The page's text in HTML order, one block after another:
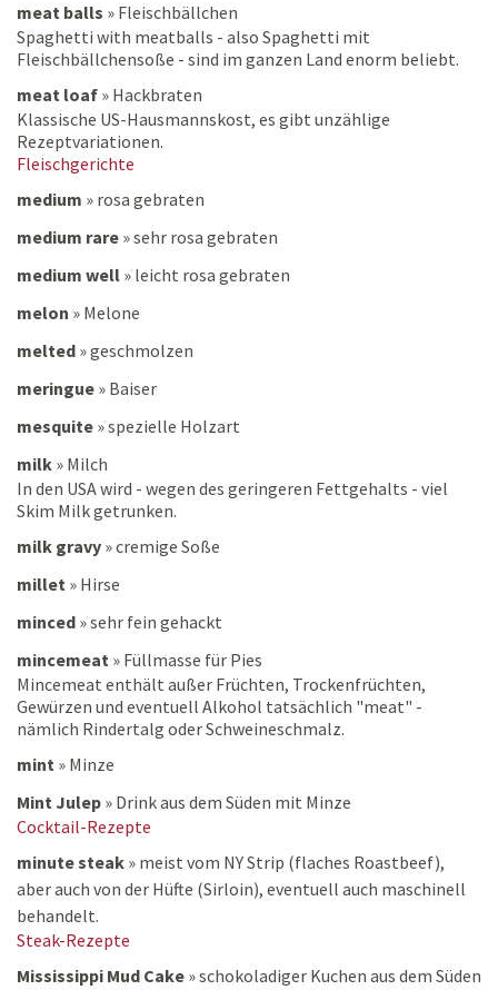
meat balls » Fleischbällchen
Spaghetti with meatballs - also Spaghetti mit
Fleischbällchensoße - sind im ganzen Land enorm beliebt.
meat loaf » Hackbraten
Klassische US-Hausmannskost, es gibt unzählige
Rezeptvariationen.
Fleischgerichte
medium » rosa gebraten
medium rare »sehr rosa gebraten
medium well » leicht rosa gebraten
melon » Melone
melted »geschmolzen
meringue » Baiser
mesquite »spezielle Holzart
milk » Milch
In den USA wird - wegen des geringeren Fettgehalts - viel
Skim Milk getrunken.
milk gravy »cremige Soße
millet » Hirse
minced »sehr fein gehackt
mincemeat » Füllmasse für Pies
Mincemeat enthält außer Früchten, Trockenfrüchten,
Gewürzen und eventuell Alkohol tatsächlich "meat" -
nämlich Rindertalg oder Schweineschmalz.
mint » Minze
Mint Julep » Drink aus dem Süden mit Minze
Cocktail-Rezepte
minute steak » meist vom NY Strip (flaches Roastbeef),
aber auch von der Hüfte (Sirloin), eventuell auch maschinell
behandelt.
Steak-Rezepte
Mississippi Mud Cake »schokoladiger Kuchen aus dem Süden